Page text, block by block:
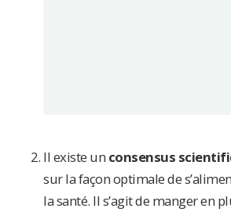
Il existe un consensus
sur la façon optimale de
la santé. Il s’agit de manger en